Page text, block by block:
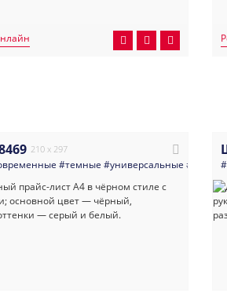
#салоны_красоты#минимализм
210 x 297
#темные #универсальные